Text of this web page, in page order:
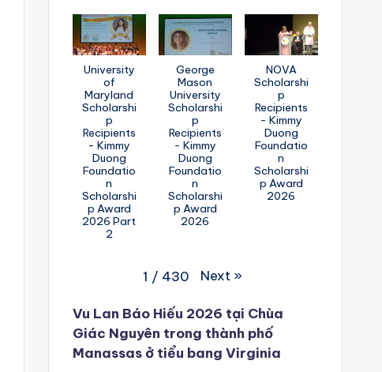
University
of
Maryland
Scholarshi
p
Recipients
- Kimmy
Duong
Foundatio
n
Scholarshi
p Award
2026 Part
2
George
Mason
University
Scholarshi
p
Recipients
- Kimmy
Duong
Foundatio
n
Scholarshi
p Award
2026
NOVA
Scholarshi
p
Recipients
- Kimmy
Duong
Foundatio
n
Scholarshi
p Award
2026
1 / 430 Next »
Vu Lan Báo Hiếu 2026 tại Chùa
Giác Nguyên trong thành phố
Manassas ở tiểu bang Virginia